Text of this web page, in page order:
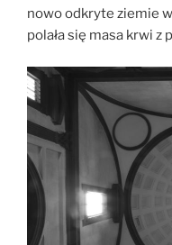
nowo odkryte ziemie
polała się masa krwi z